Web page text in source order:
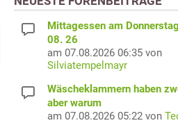
Mittagessen am
08. 26
am 07.08.2026 06:35 von
Silviatempelmayr
Wäscheklammern haben
aber warum
am 07.08.2026 05:22 von